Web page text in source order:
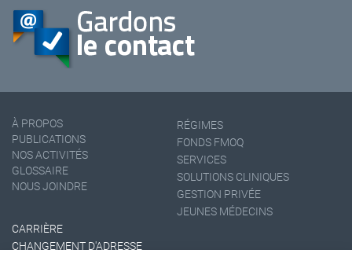
À PROPOS
PUBLICATIONS
NOS ACTIVITÉS
GLOSSAIRE
NOUS JOINDRE
RÉGIMES
FONDS FMOQ
SERVICES
SOLUTIONS CLINIQUES
GESTION PRIVÉE
JEUNES MÉDECINS
CARRIÈRE
CHANGEMENT D'ADRESSE